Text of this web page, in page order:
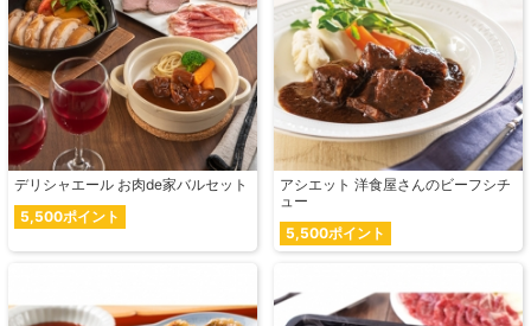
デリシャエール お肉de家バルセット
5,500ポイント
アシエット 洋食屋さんのビーフシチ
ュー
5,500ポイント